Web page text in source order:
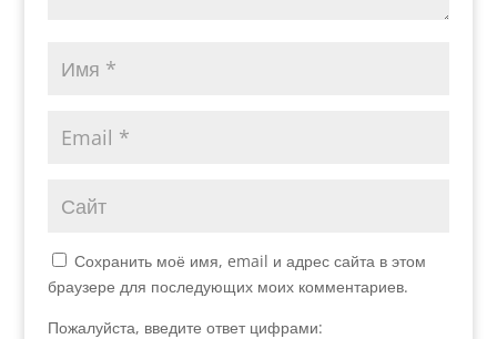
Сохранить моё имя, email и адрес сайта в этом
браузере для последующих моих комментариев.
Пожалуйста, введите ответ цифрами: